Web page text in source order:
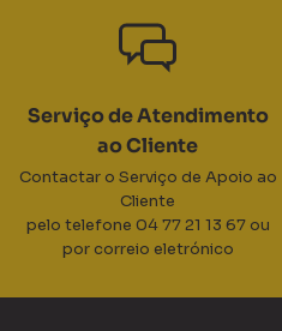
Serviço de Atendimento
ao Cliente
Contactar o Serviço de Apoio ao
Cliente
pelo telefone 04 77 21 13 67 ou
por correio eletrónico